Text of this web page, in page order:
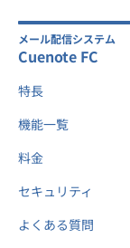
メール配信システム
Cuenote FC
特長
機能一覧
料金
セキュリティ
よくある質問